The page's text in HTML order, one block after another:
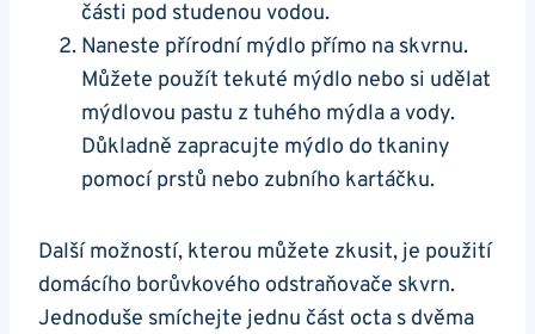
části pod studenou vodou.
Naneste přírodní mýdlo přímo na skvrnu.
Můžete použít tekuté mýdlo nebo si udělat
mýdlovou pastu z tuhého mýdla a vody.
Důkladně zapracujte mýdlo do tkaniny
pomocí prstů nebo zubního kartáčku.
Další možností, kterou můžete zkusit, je použití
domácího borůvkového odstraňovače skvrn.
Jednoduše smíchejte jednu část octa s dvěma